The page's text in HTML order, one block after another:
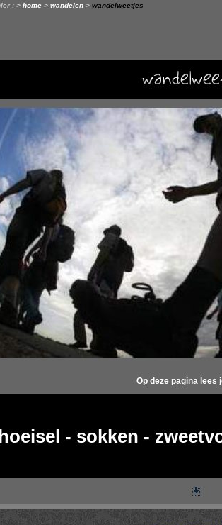
: > home > wandelen > wandelweetjes
Op deze pagina lees
- sokken -